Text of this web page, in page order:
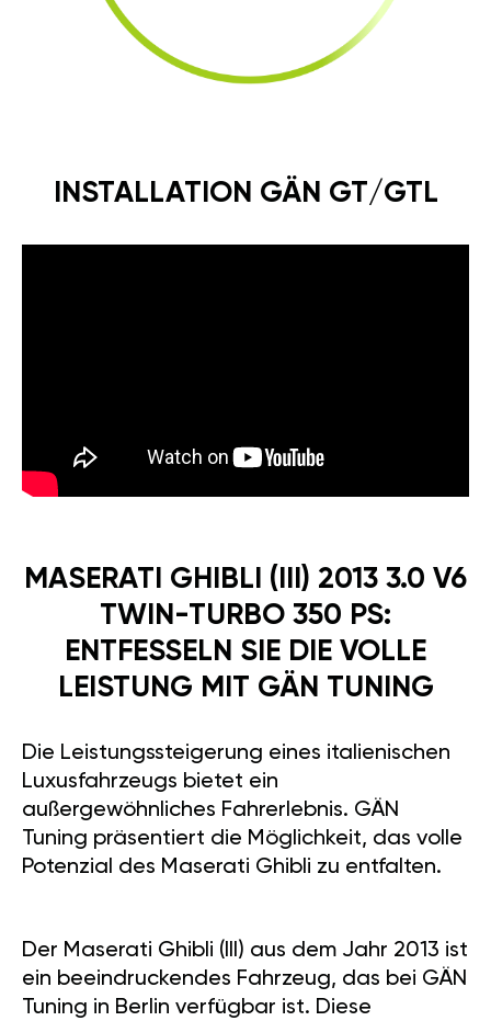
INSTALLATION GÄN GT/GTL
MASERATI GHIBLI (III) 2013 3.0 V6
TWIN-TURBO 350 PS:
ENTFESSELN SIE DIE VOLLE
LEISTUNG MIT GÄN TUNING
Die Leistungssteigerung eines italienischen
Luxusfahrzeugs bietet ein
außergewöhnliches Fahrerlebnis. GÄN
Tuning präsentiert die Möglichkeit, das volle
Potenzial des Maserati Ghibli zu entfalten.
Der Maserati Ghibli (III) aus dem Jahr 2013 ist
ein beeindruckendes Fahrzeug, das bei GÄN
Tuning in Berlin verfügbar ist. Diese